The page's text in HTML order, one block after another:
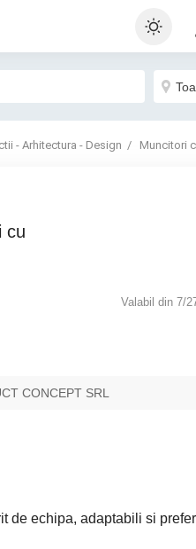
- Arhitectura - Design Muncitori
Valabil din 7/
CONCEPT SRL
de echipa, adaptabili si